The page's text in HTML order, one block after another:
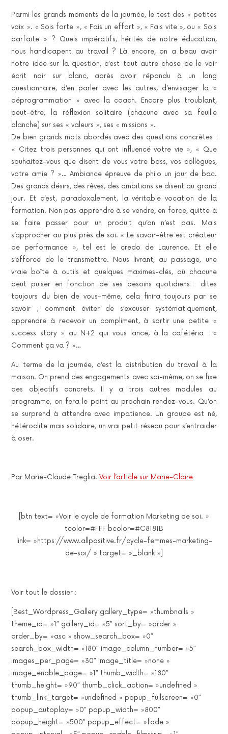
Parmi les grands moments de la journée, le test des « petites
voix ». « Sois forte », « Fais un effort », « Fais vite », ou « Sois
parfaite » ? Quels impératifs, hérités de notre éducation,
nous handicapent au travail ? Là encore, on a beau avoir
notre idée sur la question, c’est tout autre chose de le voir
écrit noir sur blanc, après avoir répondu à un long
questionnaire, d’en parler avec les autres, d’envisager la «
déprogrammation » avec la coach. Encore plus troublant,
peut-être, la réflexion solitaire (chacune avec sa feuille
blanche) sur ses « valeurs », ses « missions ».
De bien grands mots abordés avec des questions concrètes :
« Citez trois personnes qui ont influencé votre vie », « Que
souhaitez-vous que disent de vous votre boss, vos collègues,
votre amie ? »… Ambiance épreuve de philo un jour de bac.
Des grands désirs, des rêves, des ambitions se disent au grand
jour. Et c’est, paradoxalement, la véritable vocation de la
formation. Non pas apprendre à se vendre, en force, quitte à
se faire passer pour un produit qu’on n’est pas. Mais
s’approcher au plus près de soi. « Le savoir-être est créateur
de performance », tel est le credo de Laurence. Et elle
s’efforce de le transmettre. Nous livrant, au passage, une
vraie boîte à outils et quelques maximes-clés, où chacune
peut puiser en fonction de ses besoins quotidiens : dites
toujours du bien de vous-même, cela finira toujours par se
savoir ; comment éviter de s’excuser systématiquement,
apprendre à recevoir un compliment, à sortir une petite «
success story » au N+2 qui vous lance, à la cafétéria : «
Comment ça va ? »…
Au terme de la journée, c’est la distribution du travail à la
maison. On prend des engagements avec soi-même, on se fixe
des objectifs concrets. Il y a trois autres modules au
programme, on fera le point au prochain rendez-vous. Qu’on
se surprend à attendre avec impatience. Un groupe est né,
hétéroclite mais solidaire, un vrai petit réseau pour s’entraider
à oser.
Par Marie-Claude Treglia.Voir l’article sur Marie-Claire
[btn text= »Voir le cycle de formation Marketing de soi. »
tcolor=#FFF bcolor=#C8181B
link= »https://www.allpositive.fr/cycle-femmes-marketing-
de-soi/ » target= »_blank »]
Voir tout le dossier :
[Best_Wordpress_Gallery gallery_type= »thumbnails »
theme_id= »1″ gallery_id= »5″ sort_by= »order »
order_by= »asc » show_search_box= »0″
search_box_width= »180″ image_column_number= »5″
images_per_page= »30″ image_title= »none »
image_enable_page= »1″ thumb_width= »180″
thumb_height= »90″ thumb_click_action= »undefined »
thumb_link_target= »undefined » popup_fullscreen= »0″
popup_autoplay= »0″ popup_width= »800″
popup_height= »500″ popup_effect= »fade »